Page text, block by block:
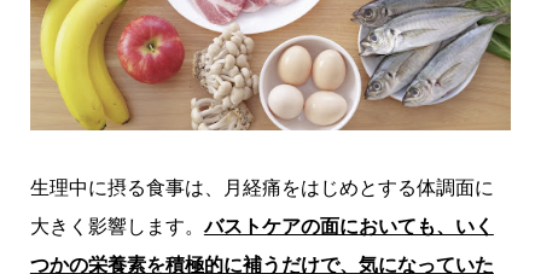
生理中に摂る食事は、月経痛をはじめとする体調面に
大きく影響します。バストケアの面においても、いく
つかの栄養素を積極的に補うだけで、気になっていた